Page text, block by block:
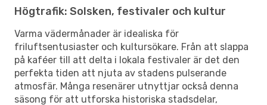
Högtrafik: Solsken, festivaler och kultur
Varma vädermånader är idealiska för
friluftsentusiaster och kultursökare. Från att slappa
på kaféer till att delta i lokala festivaler är det den
perfekta tiden att njuta av stadens pulserande
atmosfär. Många resenärer utnyttjar också denna
säsong för att utforska historiska stadsdelar,